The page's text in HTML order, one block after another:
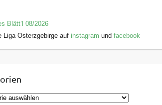
Blätt’l 08/2026
Liga Osterzgebirge auf instagram und facebook